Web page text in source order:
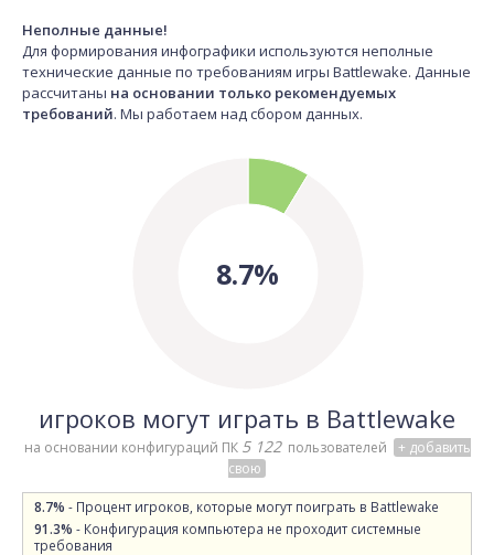
Неполные данные!
Для формирования инфографики используются неполные
технические данные по требованиям игры Battlewake. Данные
рассчитаны на основании только рекомендуемых
требований. Мы работаем над сбором данных.
8.7%
игроков могут играть в Battlewake
на основании конфигураций ПК 5 122 пользователей
+ добавить
свою
8.7% - Процент игроков, которые могут поиграть в Battlewake
91.3% - Конфигурация компьютера не проходит системные
требования